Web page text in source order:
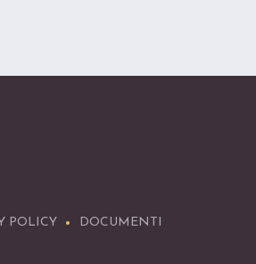
POLICY DOCUMENTI